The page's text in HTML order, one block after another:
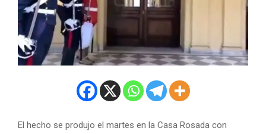
El hecho se produjo el martes en la Casa Rosada con